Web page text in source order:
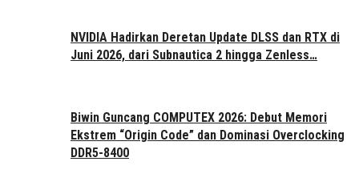
NVIDIA Hadirkan Deretan Update DLSS dan RTX di
Juni 2026, dari Subnautica 2 hingga Zenless…
Biwin Guncang COMPUTEX 2026: Debut Memori
Ekstrem “Origin Code” dan Dominasi Overclocking
DDR5-8400